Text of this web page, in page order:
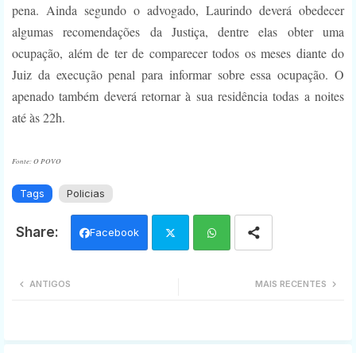
pena. Ainda segundo o advogado, Laurindo deverá obedecer
algumas recomendações da Justiça, dentre elas obter uma
ocupação, além de ter de comparecer todos os meses diante do
Juiz da execução penal para informar sobre essa ocupação. O
apenado também deverá retornar à sua residência todas a noites
até às 22h.
Fonte: O POVO
Tags Policias
Facebook
MAIS RECENTES
ANTIGOS